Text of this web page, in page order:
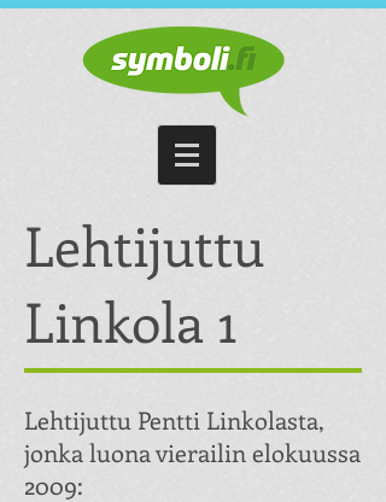
Symboli Advertising Oy
Lehtijuttu
Linkola 1
Lehtijuttu Pentti Linkolasta,
jonka luona vierailin elokuussa
2009: